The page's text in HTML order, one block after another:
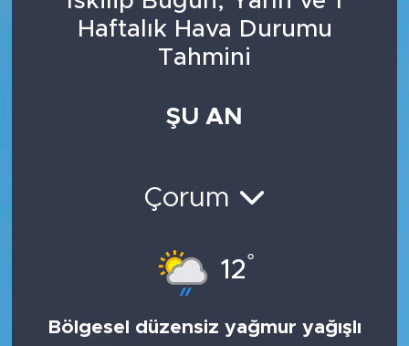
Haftalık Hava Durumu
Tahmini
ŞU AN
Çorum
12°
Bölgesel düzensiz yağmur yağışlı
Eskişehirspor
Süper Lig Puan Durumu ve Fikstür
Son Dakika Haberleri